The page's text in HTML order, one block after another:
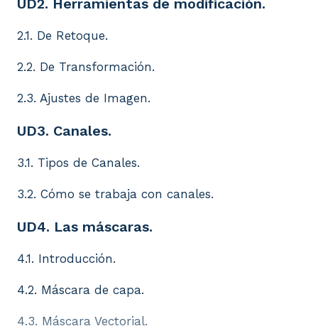
2.1. De Retoque.
2.2. De Transformación.
2.3. Ajustes de Imagen.
UD3. Canales.
3.1. Tipos de Canales.
3.2. Cómo se trabaja con canales.
UD4. Las máscaras.
4.1. Introducción.
4.2. Máscara de capa.
4.3. Máscara Vectorial.